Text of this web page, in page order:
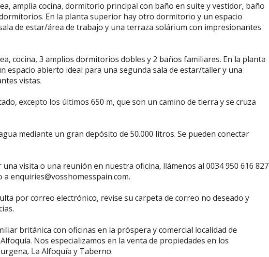
amplia cocina, dormitorio principal con baño en suite y vestidor, baño
En la planta superior hay otro dormitorio y un espacio
de estar/área de trabajo y una terraza solárium con impresionantes
cocina, 3 amplios dormitorios dobles y 2 baños familiares. En la planta
abierto ideal para una segunda sala de estar/taller y una
vistas.
excepto los últimos 650 m, que son un camino de tierra y se cruza
mediante un gran depósito de 50.000 litros. Se pueden conectar
visita o una reunión en nuestra oficina, llámenos al 0034 950 616 827
enquiries@vosshomesspain.com.
por correo electrónico, revise su carpeta de correo no deseado y
británica con oficinas en la próspera y comercial localidad de
Nos especializamos en la venta de propiedades en los
La Alfoquía y Taberno.